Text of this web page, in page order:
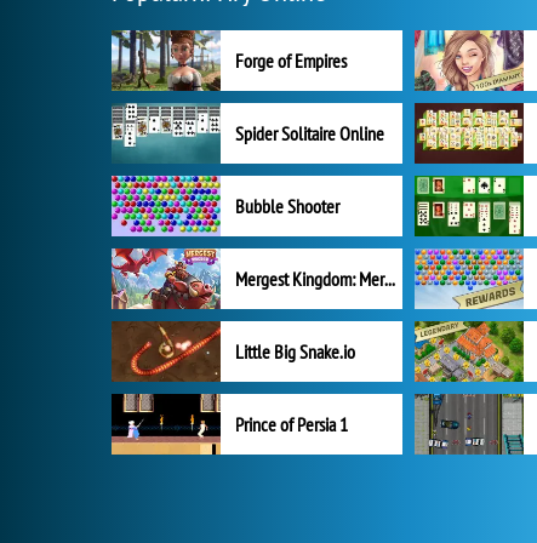
Forge of Empires
Spider Solitaire Online
Bubble Shooter
Mergest Kingdom: Merge Puzzle
Little Big Snake.io
Prince of Persia 1